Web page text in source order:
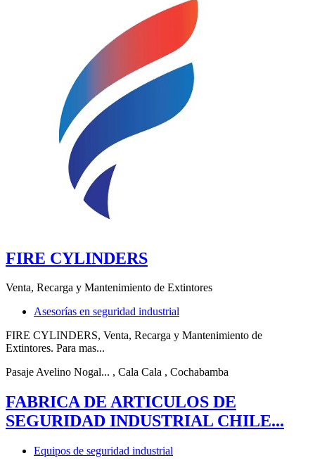
FIRE CYLINDERS
Venta, Recarga y Mantenimiento de Extintores
Asesorías en seguridad industrial
FIRE CYLINDERS, Venta, Recarga y Mantenimiento de
Extintores. Para mas...
Pasaje Avelino Nogal... , Cala Cala , Cochabamba
FABRICA DE ARTICULOS DE
SEGURIDAD INDUSTRIAL CHILE...
Equipos de seguridad industrial